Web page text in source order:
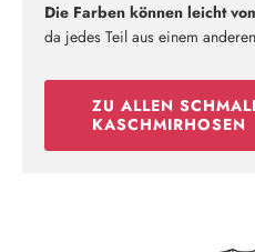
Die Farben können leicht
da jedes Teil aus einem
ZU ALLEN
KASCHMIRHOSEN